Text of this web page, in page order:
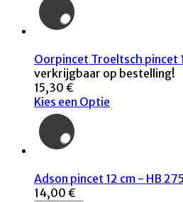
Oorpincet Troeltsch pincet
verkrijgbaar op bestelling!
15,30 €
Kies een Optie
Adson pincet 12 cm - HB 275
14,00 €